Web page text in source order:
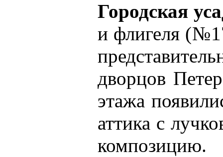
Городская
и флигеля
дворцов
этажа
аттика с
композицию.